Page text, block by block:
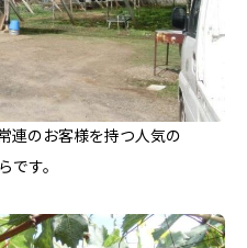
連のお客様を持つ人気の
です。